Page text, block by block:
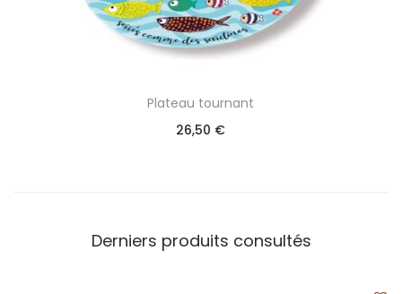
Plateau tournant
26,50 €
Derniers produits consultés